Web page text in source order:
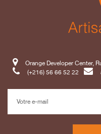
Orange Developer Center,
(+216) 56 66 52 22